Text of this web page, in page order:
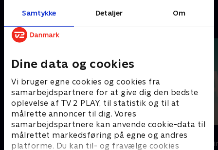
Samtykke Detaljer Om
Dine data og cookies
Vi bruger egne cookies og cookies fra
samarbejdspartnere for at give dig den bedste
oplevelse af TV 2 PLAY, til statistik og til at
målrette annoncer til dig. Vores
samarbejdspartnere kan anvende cookie-data til
målrettet markedsføring på egne og andres
platforme. Du kan til- og fravælge cookies
Andre så også
Top Dog
Krimi & Spænding • 1 sæsoner
The Au Pair
Krimi &